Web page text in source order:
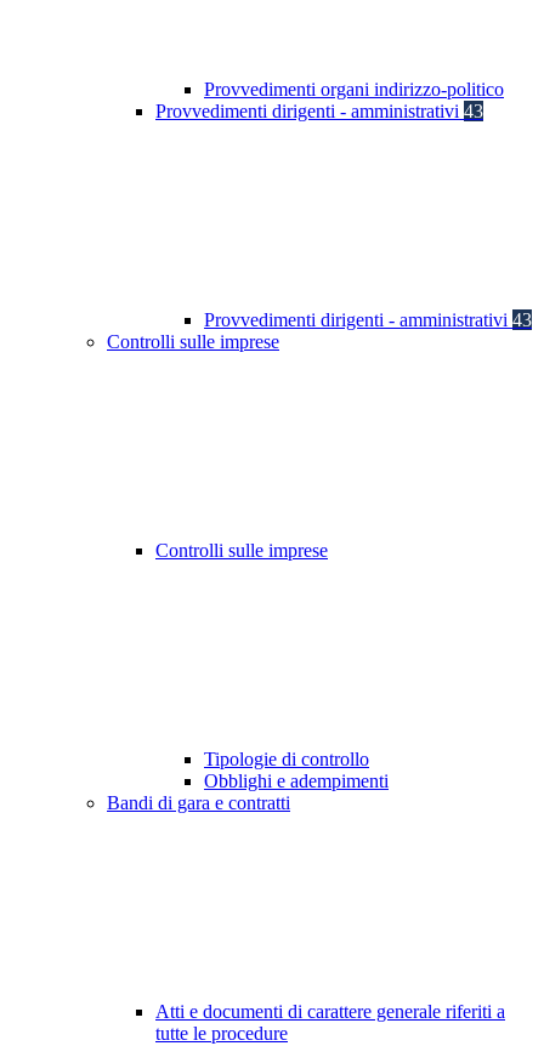
Provvedimenti organi indirizzo-politico
Provvedimenti dirigenti - amministrativi 43
Provvedimenti dirigenti - amministrativi 43
Controlli sulle imprese
Controlli sulle imprese
Tipologie di controllo
Obblighi e adempimenti
Bandi di gara e contratti
Atti e documenti di carattere generale riferiti a
tutte le procedure